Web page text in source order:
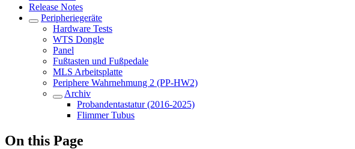
Release Notes
Peripheriegeräte
Hardware Tests
WTS Dongle
Panel
Fußtasten und Fußpedale
MLS Arbeitsplatte
Periphere Wahrnehmung 2 (PP-HW2)
Archiv
Probandentastatur (2016-2025)
Flimmer Tubus
On this Page